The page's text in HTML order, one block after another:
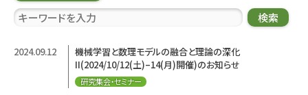
企業の方へ
サイト内検索
検索
2024.09.12
機械学習と数理モデルの融合と理論の深化
II(2024/10/12(土)–14(月)開催)のお知らせ
研究集会・セミナー